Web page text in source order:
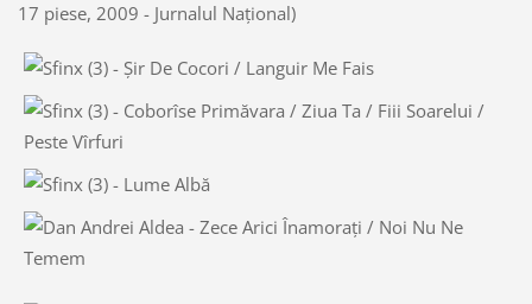
17 piese, 2009 - Jurnalul Naţional)